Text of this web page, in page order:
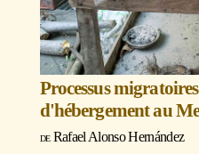
Processus
d'hébergement au
Rafael Alonso Hernández